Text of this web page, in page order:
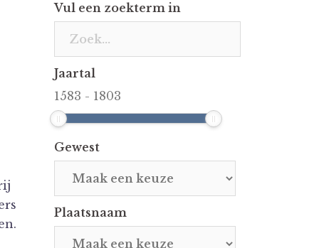
Vul een zoekterm in
Jaartal
1583 - 1803
Gewest
Plaatsnaam